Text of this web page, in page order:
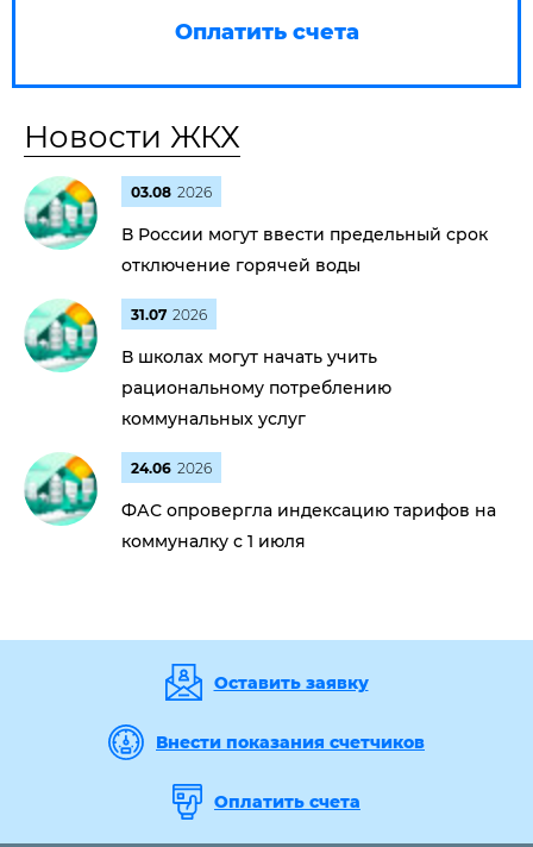
Оплатить счета
Новости ЖКХ
03.08 2026
В России могут ввести предельный срок
отключение горячей воды
31.07 2026
В школах могут начать учить
рациональному потреблению
коммунальных услуг
24.06 2026
ФАС опровергла индексацию тарифов на
коммуналку с 1 июля
Оставить заявку
Внести показания счетчиков
Оплатить счета